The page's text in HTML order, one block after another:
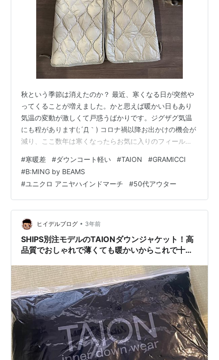
秋という季節は消えたのか？ 最近、寒くなる日が突然や
ってくることが増えました。かと思えば暖かい日もあり
気温の変動が激しくて戸惑うばかりです。ジグザグ気温
にも程があります(;´Д｀) コロナ禍以降お出かけの機会が
減り、ここ数年は寒くなったらお気に入りのフィールド
許なくなってきて・・ちょっとした買い物やお出かけ用
に気軽に羽織れるアウターがもう1枚欲しいと思い立ち、
先日免許更新の後にショッピングモールに寄ってみるこ
とにしました。 店頭に並ぶアウターたち その日は急に寒
くなったせいか、どの店舗にもアウターがたくさん並ん
でいました。ただ私は割と暑がりで…
#寒暖差 #ダウンコート軽い #TAION #GRAMICCI
#B:MING by BEAMS
#ユニクロ アニヤハインドマーチ #50代アウター
ヒイデルブログ • 3年前
SHIPS別注モデルのTAIONダウンジャケット！高
品質でおしゃれで薄くても暖かいからこれで十